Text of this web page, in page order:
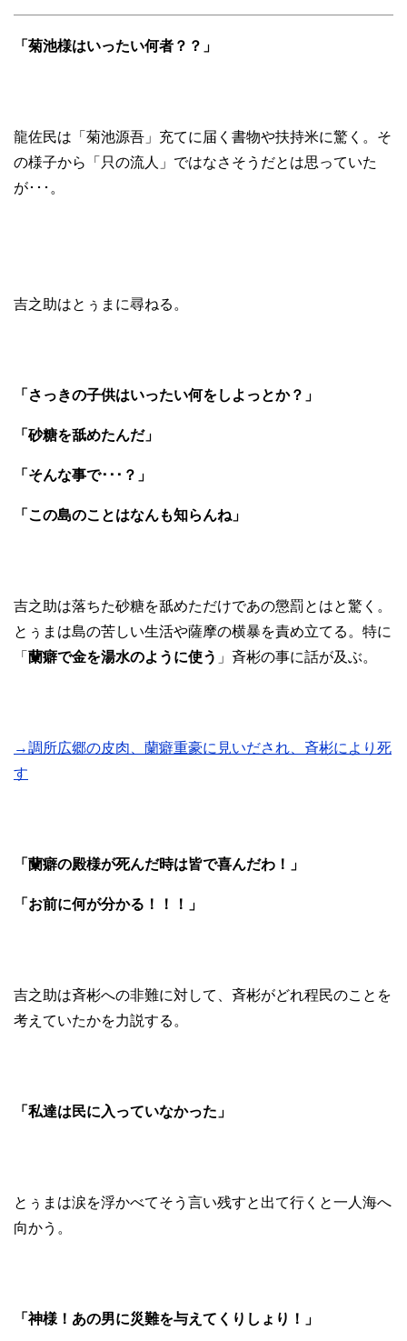
「菊池様はいったい何者？？」
龍佐民は「菊池源吾」充てに届く書物や扶持米に驚く。そ
の様子から「只の流人」ではなさそうだとは思っていた
が･･･。
吉之助はとぅまに尋ねる。
「さっきの子供はいったい何をしよっとか？」
「砂糖を舐めたんだ」
「そんな事で･･･？」
「この島のことはなんも知らんね」
吉之助は落ちた砂糖を舐めただけであの懲罰とはと驚く。
とぅまは島の苦しい生活や薩摩の横暴を責め立てる。特に
「 蘭癖で金を湯水のように使う 」斉彬の事に話が及ぶ。
→調所広郷の皮肉、蘭癖重豪に見いだされ、斉彬により死
す
「蘭癖の殿様が死んだ時は皆で喜んだわ！」
「お前に何が分かる！！！」
吉之助は斉彬への非難に対して、斉彬がどれ程民のことを
考えていたかを力説する。
「私達は民に入っていなかった」
とぅまは涙を浮かべてそう言い残すと出て行くと一人海へ
向かう。
「神様！あの男に災難を与えてくりしょり！」